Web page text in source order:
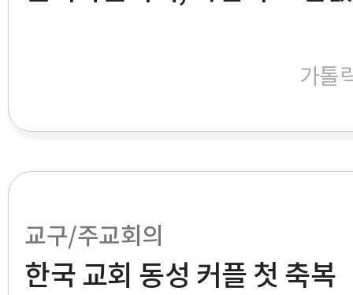
가톨
교구/주교회의
한국 교회 동성 커플 첫 축복